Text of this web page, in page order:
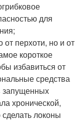
для
от перхоти, но и от
короткое
избавиться от
средства
запущенных
хронической,
локоны